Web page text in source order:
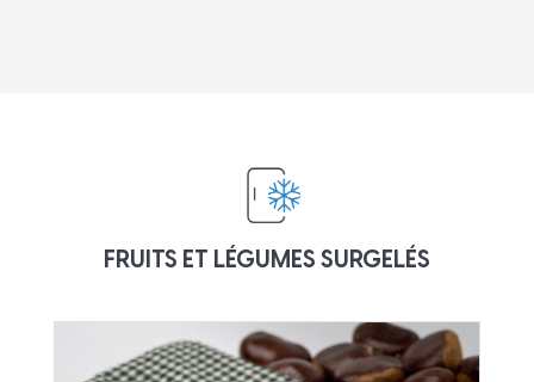
FRUITS ET LÉGUMES SURGELÉS